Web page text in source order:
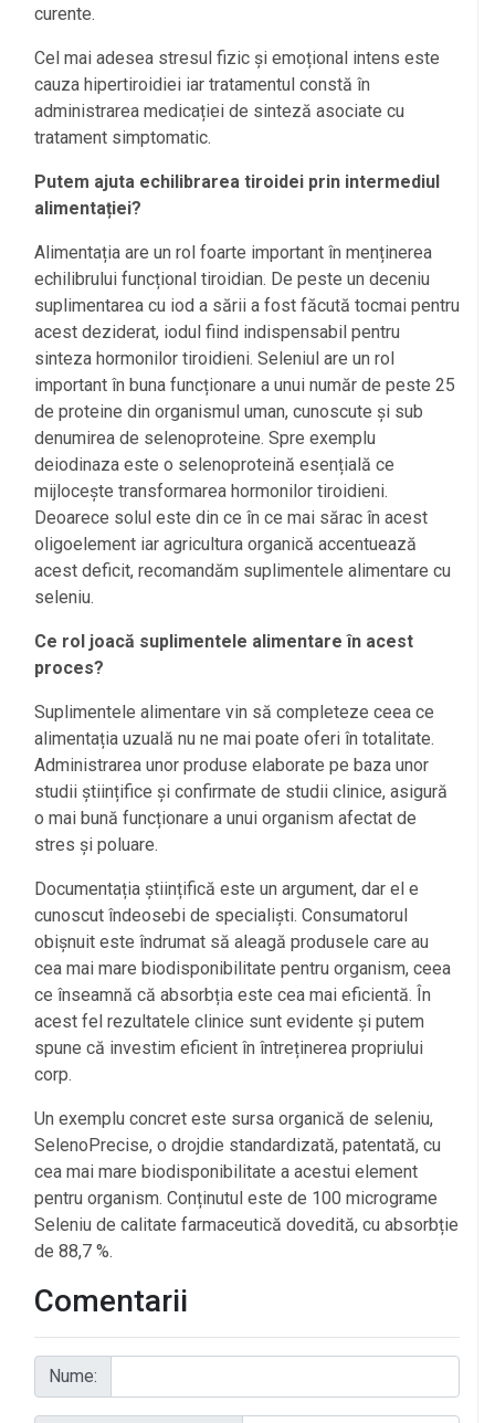
curente.
Cel mai adesea stresul fizic și emoțional intens este
cauza hipertiroidiei iar tratamentul constă în
administrarea medicației de sinteză asociate cu
tratament simptomatic.
Putem ajuta echilibrarea tiroidei prin intermediul
alimentației?
Alimentația are un rol foarte important în menținerea
echilibrului funcțional tiroidian. De peste un deceniu
suplimentarea cu iod a sării a fost făcută tocmai pentru
acest deziderat, iodul fiind indispensabil pentru
sinteza hormonilor tiroidieni. Seleniul are un rol
important în buna funcționare a unui număr de peste 25
de proteine din organismul uman, cunoscute și sub
denumirea de selenoproteine. Spre exemplu
deiodinaza este o selenoproteină esențială ce
mijlocește transformarea hormonilor tiroidieni.
Deoarece solul este din ce în ce mai sărac în acest
oligoelement iar agricultura organică accentuează
acest deficit, recomandăm suplimentele alimentare cu
seleniu.
Ce rol joacă suplimentele alimentare în acest
proces?
Suplimentele alimentare vin să completeze ceea ce
alimentația uzuală nu ne mai poate oferi în totalitate.
Administrarea unor produse elaborate pe baza unor
studii științifice și confirmate de studii clinice, asigură
o mai bună funcționare a unui organism afectat de
stres și poluare.
Documentația științifică este un argument, dar el e
cunoscut îndeosebi de specialiști. Consumatorul
obișnuit este îndrumat să aleagă produsele care au
cea mai mare biodisponibilitate pentru organism, ceea
ce înseamnă că absorbția este cea mai eficientă. În
acest fel rezultatele clinice sunt evidente și putem
spune că investim eficient în întreținerea propriului
corp.
Un exemplu concret este sursa organică de seleniu,
SelenoPrecise, o drojdie standardizată, patentată, cu
cea mai mare biodisponibilitate a acestui element
pentru organism. Conținutul este de 100 micrograme
Seleniu de calitate farmaceutică dovedită, cu absorbție
de 88,7 %.
Comentarii
Nume: